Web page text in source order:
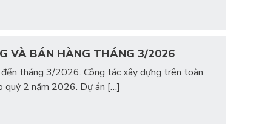
VÀ BÁN HÀNG THÁNG 3/2026
tháng 3/2026. Công tác xây dựng trên toàn
quý 2 năm 2026. Dự án […]